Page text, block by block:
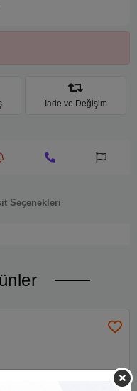
İade ve Değişim
Seçenekleri